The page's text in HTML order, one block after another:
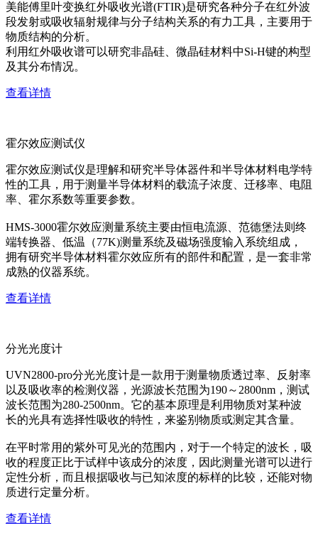
美能傅里叶变换红外吸收光谱(FTIR)是研究各种分子在红外波
段发射或吸收辐射规律与分子结构关系的有力工具，主要用于
物质结构的分析。
利用红外吸收谱可以研究非晶硅、微晶硅材料中Si-H键的构型
及其分布情况。
查看详情
霍尔效应测试仪
霍尔效应测试仪是理解和研究半导体器件和半导体材料电学特
性的工具，用于测量半导体材料的载流子浓度、迁移率、电阻
率、霍尔系数等重要参数。
HMS-3000霍尔效应测量系统主要由恒电流源、范德堡法则终
端转换器、低温（77K)测量系统及磁场强度输入系统组成，
拥有研究半导体材料霍尔效应所有的部件和配置，是一套非常
成熟的仪器系统。
查看详情
分光光度计
UVN2800-pro分光光度计是一款用于测量物质透过率、反射率
以及吸收率的检测仪器，光源波长范围为190～2800nm，测试
波长范围为280-2500nm。它的基本原理是利用物质对某种波
长的光具有选择性吸收的特性，来鉴别物质或测定其含量。
在平时常用的紫外可见光的范围内，对于一个特定的波长，吸
收的程度正比于试样中该成分的浓度，因此测量光谱可以进行
定性分析，而且根据吸收与已知浓度的标样的比较，还能对物
质进行定量分析。
查看详情